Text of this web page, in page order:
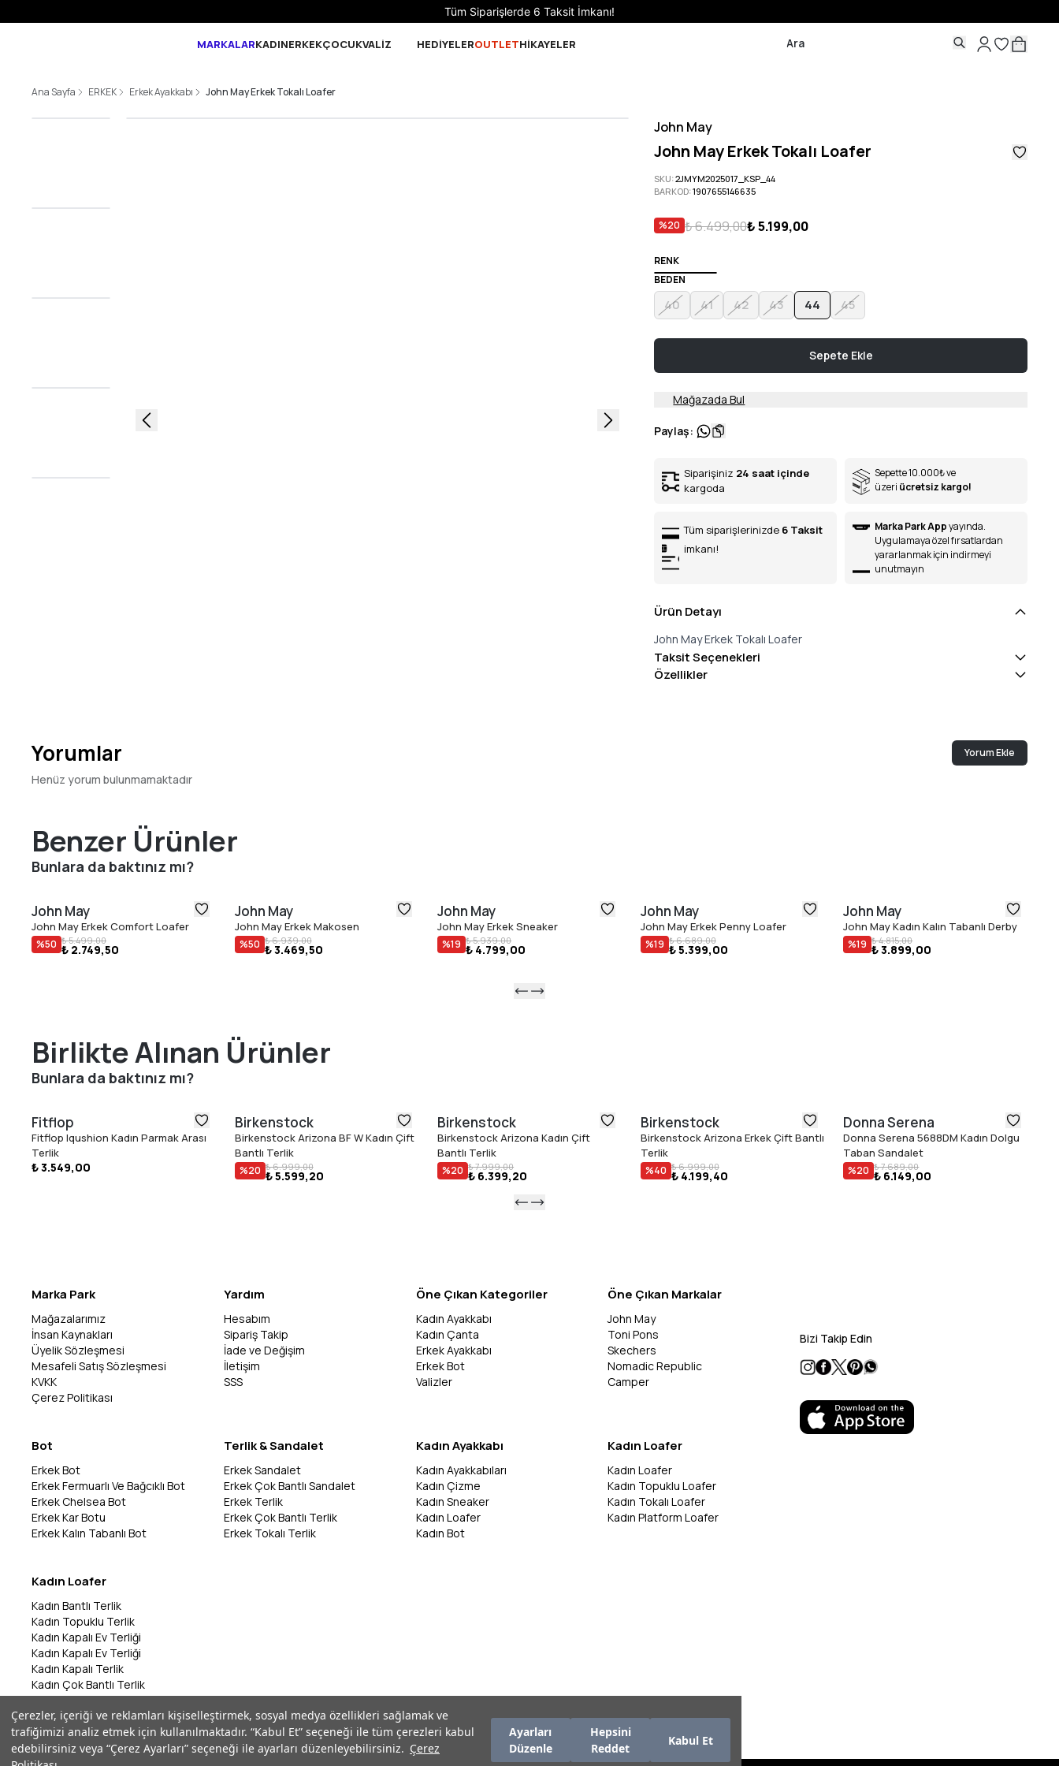
Çerezler, içeriği ve reklamları kişiselleştirmek, sosyal medya özellikleri sağlamak ve
trafiğimizi analiz etmek için kullanılmaktadır. “Kabul Et” seçeneği ile tüm çerezleri kabul
edebilirsiniz veya “Çerez Ayarları” seçeneği ile ayarları düzenleyebilirsiniz. Çerez
Ayarları
Düzenle
Hepsini
Reddet
Kabul Et
Sepette 10.000 ₺ ve üzeri Ücretsiz Kargo!
MARKALARKADINERKEKÇOCUKVALİZ HEDİYELEROUTLETHİKAYELER
Ana Sayfa ERKEK Erkek Ayakkabı John May Erkek Tokalı Loafer
John May
John May Erkek Tokalı Loafer
SKU:2JMYM2025017_KSP_44
BARKOD:1907655146635
%20 ₺ 6.499,00₺ 5.199,00
RENK
BEDEN
40 41 42 43 44 45
Sepete Ekle
Mağazada Bul
Paylaş:
Siparişiniz 24 saat içinde
kargoda
Sepette 10.000₺ve
üzeri ücretsiz kargo!
Tüm siparişlerinizde 6 Taksit
imkanı!
Marka Park Appyayında.
Uygulamaya özel fırsatlardan
yararlanmak için indirmeyi
unutmayın
Ürün Detayı
John May Erkek Tokalı Loafer
Taksit Seçenekleri
Özellikler
Yorumlar Yorum Ekle
Henüz yorum bulunmamaktadır
Benzer Ürünler
Bunlara da baktınız mı?
John May
John May Erkek Comfort Loafer
%50 ₺ 5.499,00
₺ 2.749,50
John May
John May Erkek Makosen
%50 ₺ 6.939,00
₺ 3.469,50
John May
John May Erkek Sneaker
%19 ₺ 5.939,00
₺ 4.799,00
John May
John May Erkek Penny Loafer
%19 ₺ 6.689,00
₺ 5.399,00
John May
John May Kadın Kalın Tabanlı Derby
%19 ₺ 4.815,00
₺ 3.899,00
Birlikte Alınan Ürünler
Bunlara da baktınız mı?
Fitflop
Fitflop Iqushion Kadın Parmak Arası
Terlik
₺ 3.549,00
Birkenstock
Birkenstock Arizona BF W Kadın Çift
Bantlı Terlik
%20 ₺ 6.999,00
₺ 5.599,20
Birkenstock
Birkenstock Arizona Kadın Çift
Bantlı Terlik
%20 ₺ 7.999,00
₺ 6.399,20
Birkenstock
Birkenstock Arizona Erkek Çift Bantlı
Terlik
%40 ₺ 6.999,00
₺ 4.199,40
Donna Serena
Donna Serena 5688DM Kadın Dolgu
Taban Sandalet
%20 ₺ 7.689,00
₺ 6.149,00
Marka Park
Mağazalarımız
İnsan Kaynakları
Üyelik Sözleşmesi
Mesafeli Satış Sözleşmesi
KVKK
Çerez Politikası
Yardım
Hesabım
Sipariş Takip
İade ve Değişim
İletişim
SSS
Öne Çıkan Kategoriler
Kadın Ayakkabı
Kadın Çanta
Erkek Ayakkabı
Erkek Bot
Valizler
Öne Çıkan Markalar
John May
Toni Pons
Skechers
Nomadic Republic
Camper
Bot
Erkek Bot
Erkek Fermuarlı Ve Bağcıklı Bot
Erkek Chelsea Bot
Erkek Kar Botu
Erkek Kalın Tabanlı Bot
Terlik & Sandalet
Erkek Sandalet
Erkek Çok Bantlı Sandalet
Erkek Terlik
Erkek Çok Bantlı Terlik
Erkek Tokalı Terlik
Kadın Ayakkabı
Kadın Ayakkabıları
Kadın Çizme
Kadın Sneaker
Kadın Loafer
Kadın Bot
Kadın Loafer
Kadın Loafer
Kadın Topuklu Loafer
Kadın Tokalı Loafer
Kadın Platform Loafer
Kadın Loafer
Kadın Bantlı Terlik
Kadın Topuklu Terlik
Kadın Kapalı Ev Terliği
Kadın Kapalı Ev Terliği
Kadın Kapalı Terlik
Kadın Çok Bantlı Terlik
Kadın Bantlı Terlik
Kadın Çok Bantlı Terlik
Kadın Parmak Arası Terlik
Bizi Takip Edin